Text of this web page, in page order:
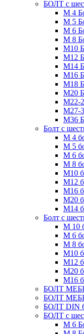
БОЛТ с
М 4
М 5
М 6
М 8
М10
М12
М14
М16
М18
М20
М22-
М27-
М36
Болт с
М 4
М 5
М 6
М 8
М10
М12
М16
М20
М14
Болт с
М 10
М 6
М 8
М10
М12
М20
М16
БОЛТ
БОЛТ
БОЛТ DIN
БОЛТ с
М 6